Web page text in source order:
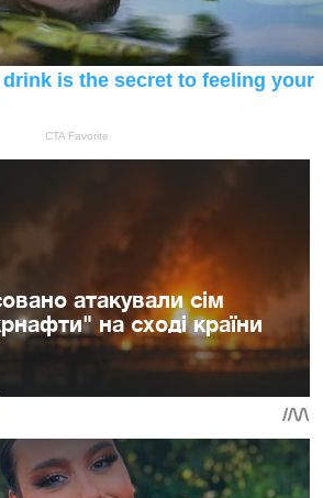
атакували сім
на сході країни